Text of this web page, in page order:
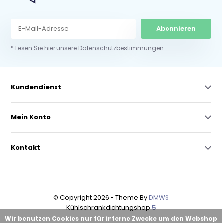
Abonnieren
* Lesen Sie hier unsere Datenschutzbestimmungen
Kundendienst
Mein Konto
Kontakt
© Copyright 2026 - Theme ByDMWS
Kühlschrankdichtungshop5
Wir benutzen Cookies nur für interne Zwecke um den Webshop